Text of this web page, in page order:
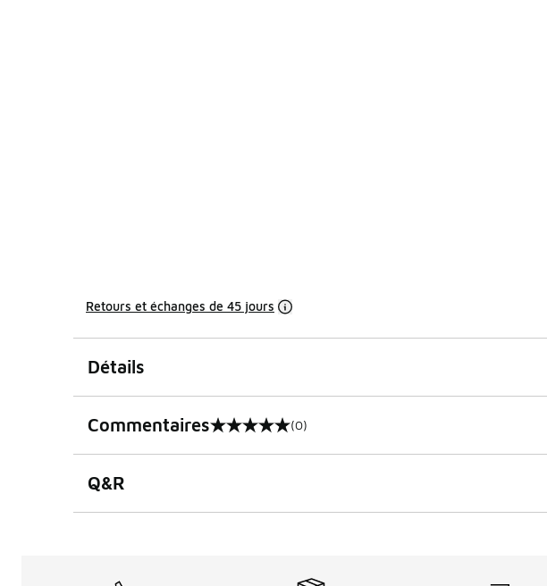
Retours et échanges de 45 jours
Détails
Commentaires
0 sur 5 notes (0)
Q&R